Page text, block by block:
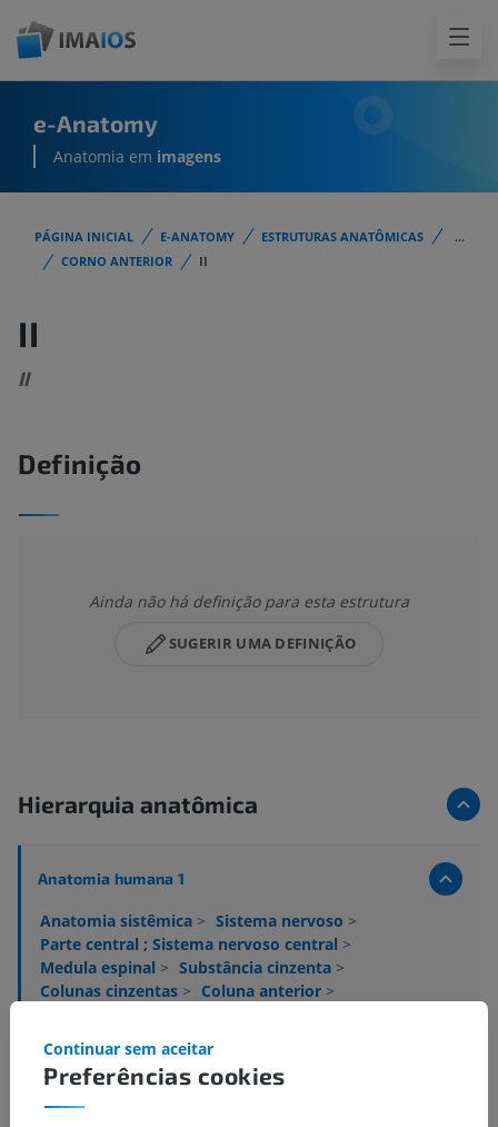
e-Anatomy
Anatomia em imagens
PÁGINA INICIAL E-ANATOMY ESTRUTURAS ANATÔMICAS
...
CORNO ANTERIOR
II
II
II
Definição
Ainda não há definição para esta estrutura
SUGERIR UMA DEFINIÇÃO
Hierarquia anatômica
Anatomia humana 1
Anatomia sistêmica > Sistema nervoso >
Parte central ; Sistema nervoso central >
Medula espinal > Substância cinzenta >
Colunas cinzentas > Coluna anterior >
Estruturas subjacentes:
subjacente para esta parte anatômica
Preferências cookies
Continuar sem aceitar